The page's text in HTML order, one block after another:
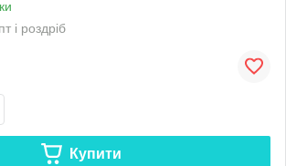
і роздріб
Купити